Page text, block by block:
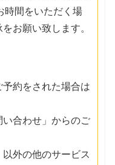
時間をいただく場
お願い致します。
予約をされた場合は
い合わせ」からのご
以外の他のサービス